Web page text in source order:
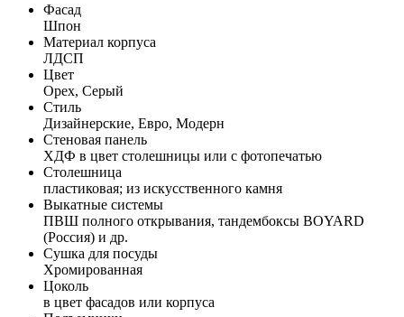
Фасад
Шпон
Материал корпуса
ЛДСП
Цвет
Орех, Серый
Стиль
Дизайнерские, Евро, Модерн
Стеновая панель
ХДФ в цвет столешницы или с фотопечатью
Столешница
пластиковая; из искусственного камня
Выкатные системы
ПВШ полного открывания, тандембоксы BOYARD
(Россия) и др.
Сушка для посуды
Хромированная
Цоколь
в цвет фасадов или корпуса